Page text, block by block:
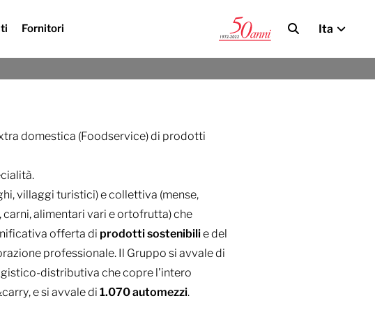
Fornitori Ita
domestica (Foodservice) di prodotti
villaggi turistici) e collettiva (mense,
carni, alimentari vari e ortofrutta) che
offerta di prodottisostenibilie del
professionale. Il Gruppo si avvale di
distributiva che copre l'intero
, e si avvale di 1.070automezzi.